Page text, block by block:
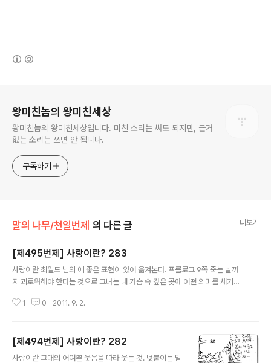
왕미친놈의 왕미친세상
왕미친놈의 왕미친세상입니다. 미친 소리는 써도 되지만, 근거
없는 소리는 쓰면 안 됩니다.
구독하기
말의 나무/천일번제 의 다른 글 더보기
[제495번제] 사랑이란? 283
사랑이란 최일도 님의 에 좋은 표현이 있어 옮겨본다. 프롤로그 9쪽 죽는 날까
지 괴로워해야 한다는 것으로 그녀는 내 가슴 속 깊은 곳에 어떤 의미를 새기려
있지만 이 광활한 우주 안에 내가 사랑한 여인은 오직 한 사람뿐 단 한 번뿐인 그
이 글은 1999년 10월 10일 처음 작성했습니다.
1 0 2011. 9. 2.
[제494번제] 사랑이란? 282
사랑이란 그대의 어여쁜 웃음을 따라 웃는 것. 덧붙이는 말